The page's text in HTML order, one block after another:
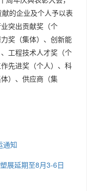
的企业及个人予以表
突出贡献奖（个
奖（集体）、创新能
工程技术人才奖（个
先进奖（个人）、科
）、供应商（集
通知
展延期至8月3-6日